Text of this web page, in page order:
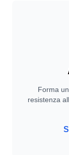
Forma
resistenza